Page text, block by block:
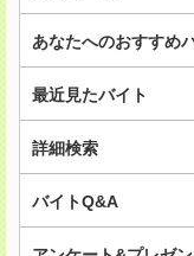
あなたへのおすすめ
最近見たバイト
詳細検索
バイトQ&A